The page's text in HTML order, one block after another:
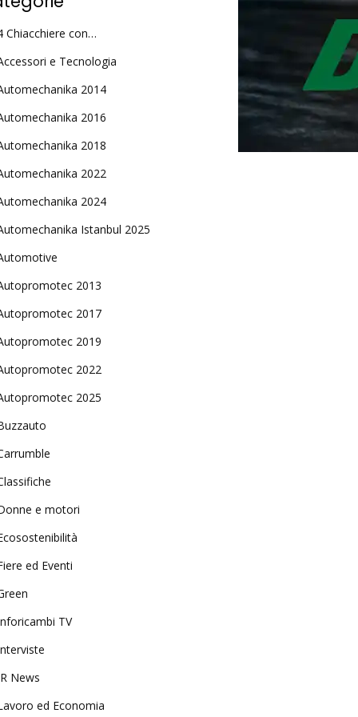
Chiacchiere con…
e Tecnologia
2014
2016
2018
2022
2024
Istanbul 2025
2013
2017
2019
2022
2025
e motori
ed Eventi
TV
News
ed Economia